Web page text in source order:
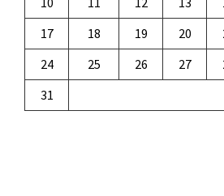
17
18 19 20
24
25 26 27
31